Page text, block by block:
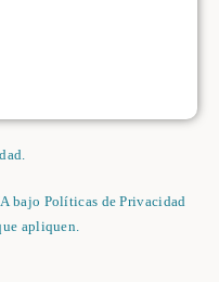
bajo Políticas de Privacidad
apliquen.